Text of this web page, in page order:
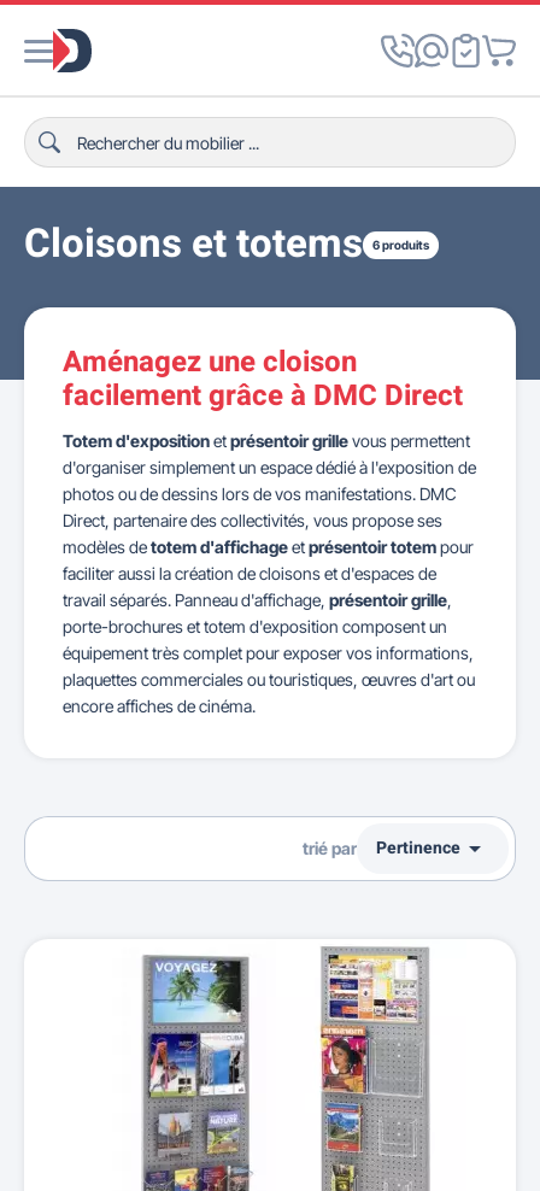
Cloisons et totems 6 produits
Aménagez une cloison
facilement grâce à DMC Direct
Totem d'expositionetprésentoir grillevous permettent
d'organiser simplement un espace dédié à l'exposition de
photos ou de dessins lors de vos manifestations. DMC
Direct, partenaire des collectivités, vous propose ses
modèles detotem d'affichageetprésentoir totempour
faciliter aussi la création de cloisons et d'espaces de
travail séparés. Panneau d'affichage, présentoir grille,
porte-brochures et totem d'exposition composent un
équipement très complet pour exposer vos informations,
plaquettes commerciales ou touristiques, œuvres d'art ou
encore affiches de cinéma.
trié par Pertinence 
Nom, A à Z
Nom, Z à A
Prix, croissant
Prix, décroissant
Reference, A to Z
Reference, Z to A